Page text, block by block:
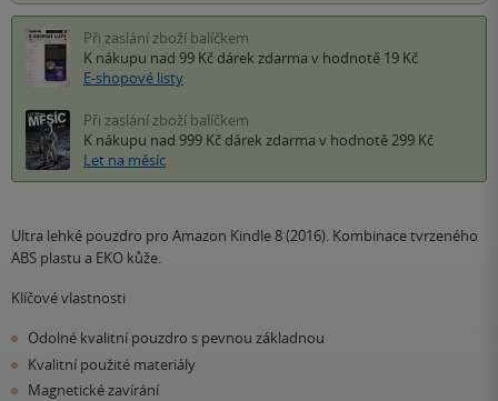
Při zaslání zboží balíčkem
K nákupu nad 99 Kč dárek zdarma v hodnotě 19 Kč
E-shopové listy
Při zaslání zboží balíčkem
K nákupu nad 999 Kč dárek zdarma v hodnotě 299 Kč
Let na měsíc
Ultra lehké pouzdro pro Amazon Kindle 8 (2016). Kombinace tvrzeného
ABS plastu a EKO kůže.
Klíčové vlastnosti
Odolné kvalitní pouzdro s pevnou základnou
Kvalitní použité materiály
Magnetické zavírání